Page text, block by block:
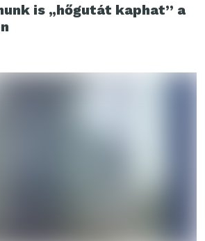
is „hőgutát kaphat” a